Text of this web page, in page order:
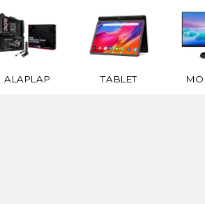
ALAPLAP TABLET